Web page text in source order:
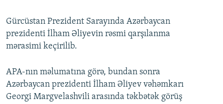
BIZIMLƏ ƏLAQƏ
XƏBƏR BÜLLETENLƏRIMIZ
Gürcüstan Prezident Sarayında Azərbaycan
prezidenti İlham Əliyevin rəsmi qarşılanma
mərasimi keçirilib.
APA-nın məlumatına görə, bundan sonra
Azərbaycan prezidenti İlham Əliyev vəhəmkarı
Georgi Margvelashvili arasında təkbətək görüş